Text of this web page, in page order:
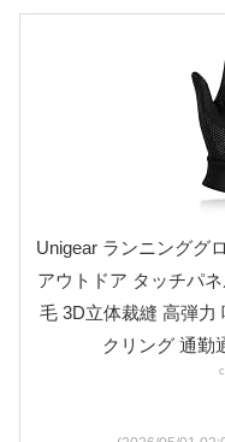
Unigear ランニンググ
アウトドア タッチパ
毛 3D立体裁縫 高弾力
クリング 通勤